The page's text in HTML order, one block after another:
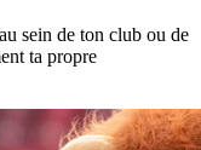
sein de ton club ou de
ta propre